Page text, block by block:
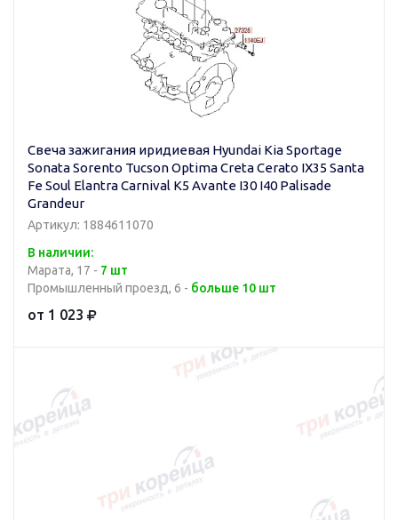
Свеча зажигания иридиевая Hyundai Kia Sportage
Sonata Sorento Tucson Optima Creta Cerato IX35 Santa
Fe Soul Elantra Carnival K5 Avante I30 I40 Palisade
Grandeur
Артикул: 1884611070
В наличии:
Марата, 17 - 7 шт
Промышленный проезд, 6 - больше 10 шт
от 1 023